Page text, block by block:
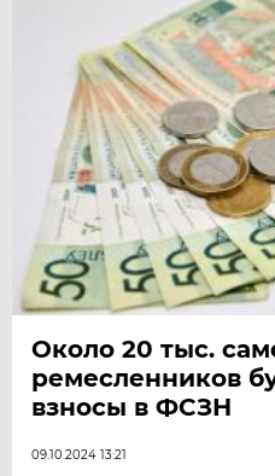
Около 20 тыс.
ремесленников
взносы в ФСЗН
09.10.2024 13:21